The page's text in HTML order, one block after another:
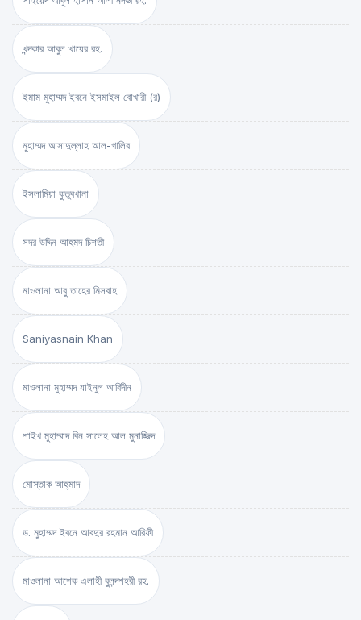
খন্দকার আবুল খায়ের রহ.
ইমাম মুহাম্মদ ইবনে ইসমাইল বোখারী (র)
মুহাম্মদ আসাদুল্লাহ আল-গালিব
ইসলামিয়া কুতুবখানা
সদর উদ্দিন আহমদ চিশতী
মাওলানা আবু তাহের মিসবাহ
Saniyasnain Khan
মাওলানা মুহাম্মদ যাইনুল আবিদীন
শাইখ মুহাম্মাদ বিন সালেহ আল মুনাজ্জিদ
মোস্তাক আহ্‌মাদ
ড. মুহাম্মদ ইবনে আবদুর রহমান আরিফী
মাওলানা আশেক এলাহী বুলন্দশহরী রহ.